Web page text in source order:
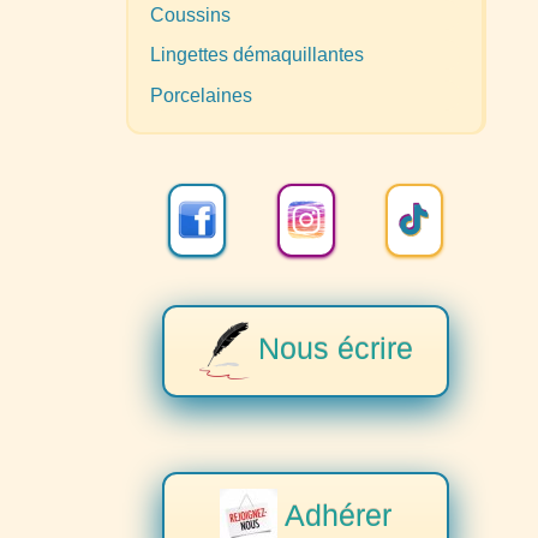
Coussins
Lingettes démaquillantes
Porcelaines
Nous écrire
Adhérer